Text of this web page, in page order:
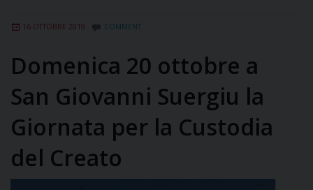
16 OTTOBRE 2019 COMMENT
Domenica 20 ottobre a
San Giovanni Suergiu la
Giornata per la Custodia
del Creato